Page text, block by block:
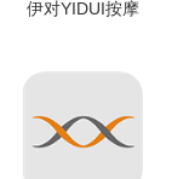
伊对YIDUI按摩